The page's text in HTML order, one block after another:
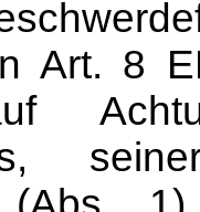
Art. 8